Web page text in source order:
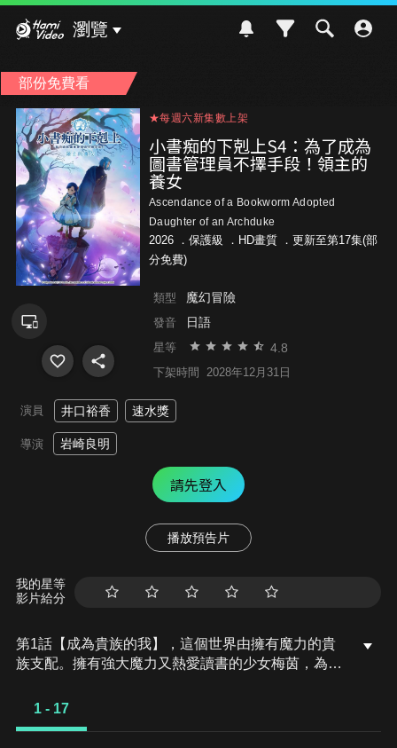
瀏覽
部份免費看
★每週六新集數上架
★每週六新集數上架
小書痴的下剋上S4：為了成為
圖書管理員不擇手段！領主的
養女
Ascendance of a Bookworm Adopted
Daughter of an Archduke
2026 ． 保護級
．HD畫質 ．更新至第17集(部
分免費)
類型 魔幻冒險
發音 日語
星等 4.8
下架時間 2028年12月31日
演員 井口裕香 速水獎
導演 岩崎良明
請先登入
播放預告片
我的星等
影片給分
第1話【成為貴族的我】，這個世界由擁有魔力的貴
族支配。擁有強大魔力又熱愛讀書的少女梅茵，為了
的養女而參加洗禮儀式…。
1 - 17